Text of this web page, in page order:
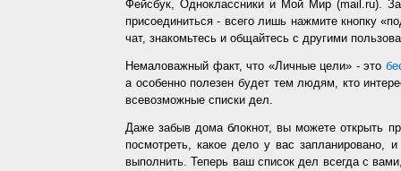
Фейсбук, Одноклассники и Мой Мир (mail.ru).
присоединиться - всего лишь нажмите кнопку
чат, знакомьтесь и общайтесь с другими
Немаловажный факт, что «Личные цели» - это
а особенно полезен будет тем людям, кто
всевозможные списки дел.
Даже забыв дома блокнот, вы можете открыть
посмотреть, какое дело у вас запланировано,
выполнить. Теперь ваш список дел всегда с